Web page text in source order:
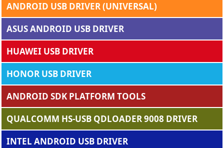
ANDROID USB DRIVER (UNIVERSAL)
ASUS ANDROID USB DRIVER
HUAWEI USB DRIVER
HONOR USB DRIVER
ANDROID SDK PLATFORM TOOLS
QUALCOMM HS-USB QDLOADER 9008 DRIVER
INTEL ANDROID USB DRIVER